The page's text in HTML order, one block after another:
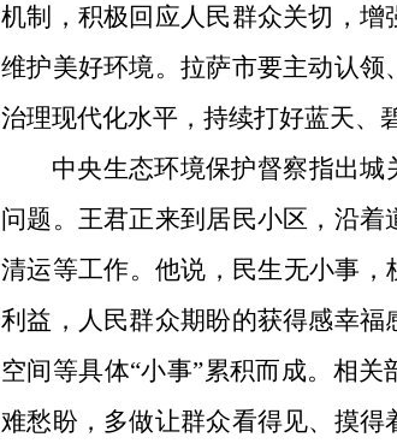
机制，积极回应人民群众关切，增
维护美好环境。拉萨市要主动认
治理现代化水平，持续打好蓝天、
中央生态环境保护督察指出
问题。王君正来到居民小区，沿
清运等工作。他说，民生无小事
利益，人民群众期盼的获得感幸
空间等具体“小事”累积而成。相
难愁盼，多做让群众看得见、摸得